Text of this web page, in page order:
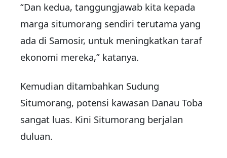
“Dan kedua, tanggungjawab kita kepada
marga situmorang sendiri terutama yang
ada di Samosir, untuk meningkatkan taraf
ekonomi mereka,” katanya.
Kemudian ditambahkan Sudung
Situmorang, potensi kawasan Danau Toba
sangat luas. Kini Situmorang berjalan
duluan.